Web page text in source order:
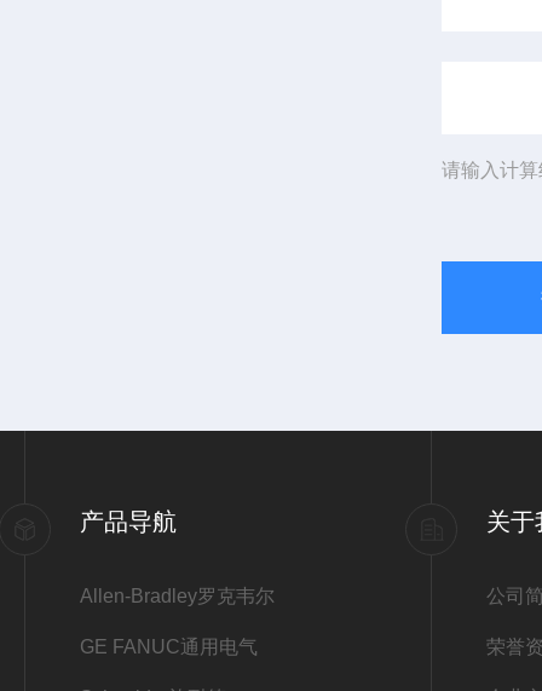
请输入计
产品导航
Allen-Bradley罗克韦尔
GE FANUC通用电气
关于
公司
荣誉